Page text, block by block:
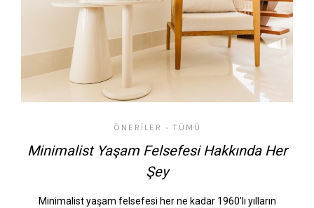
ÖNERILER • TÜMÜ
Minimalist Yaşam Felsefesi Hakkında Her
Şey
Minimalist yaşam felsefesi her ne kadar 1960’lı yılların